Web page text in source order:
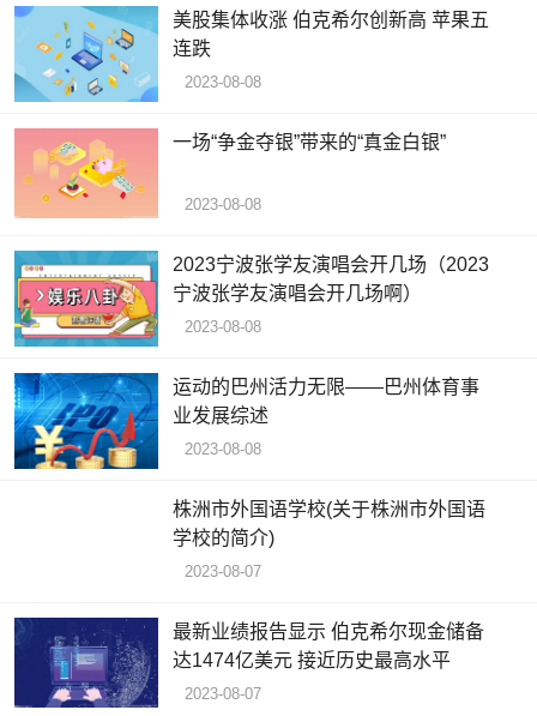
美股集体收涨 伯克希尔创新高 苹果五
连跌
2023-08-08
一场“争金夺银”带来的“真金白银”
2023-08-08
2023宁波张学友演唱会开几场（2023
宁波张学友演唱会开几场啊）
2023-08-08
运动的巴州活力无限——巴州体育事
业发展综述
2023-08-08
株洲市外国语学校(关于株洲市外国语
学校的简介)
2023-08-07
最新业绩报告显示 伯克希尔现金储备
达1474亿美元 接近历史最高水平
2023-08-07